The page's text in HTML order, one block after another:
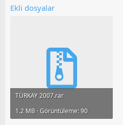
Ekli dosyalar
TÜRKAY 2007.rar
1.2 MB · Görüntüleme: 90